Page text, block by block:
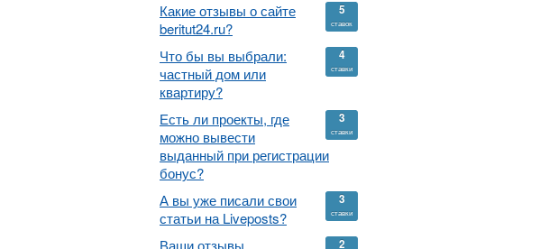
5
ставок
Какие отзывы о сайте
beritut24.ru?
4
ставки
Что бы вы выбрали:
частный дом или
квартиру?
3
ставки
Есть ли проекты, где
можно вывести
выданный при регистрации
бонус?
3
ставки
А вы уже писали свои
статьи на Liveposts?
2
Ваши отзывы,